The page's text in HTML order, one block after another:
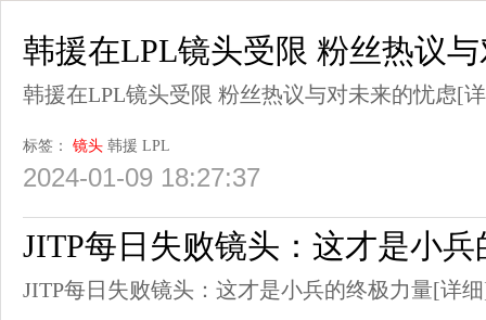
韩援在LPL镜头受限 粉丝热议
韩援在LPL镜头受限 粉丝热议与对未来的忧虑[
标签： 镜头 韩援 LPL
2024-01-09 18:27:37
JITP每日失败镜头：这才是小
JITP每日失败镜头：这才是小兵的终极力量[详